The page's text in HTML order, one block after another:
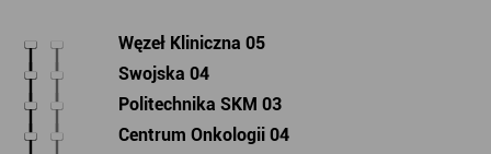
Węzeł Kliniczna 05
Swojska 04
Politechnika SKM 03
Centrum Onkologii 04